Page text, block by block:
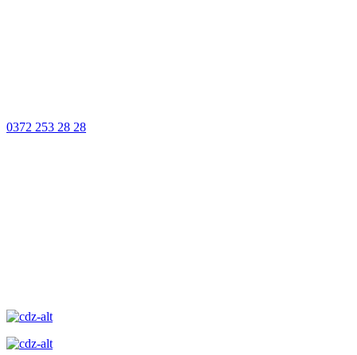
0372 253 28 28